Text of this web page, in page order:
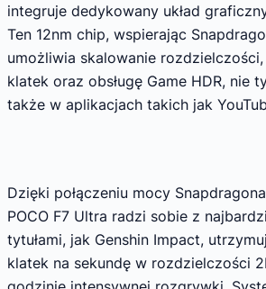
integruje dedykowany układ
Ten 12nm chip, wspierając
umożliwia skalowanie
klatek oraz obsługę Game HDR, nie
także w aplikacjach takich jak
Dzięki połączeniu mocy
POCO F7 Ultra radzi sobie z
tytułami, jak Genshin Impact,
klatek na sekundę w rozdzielczości